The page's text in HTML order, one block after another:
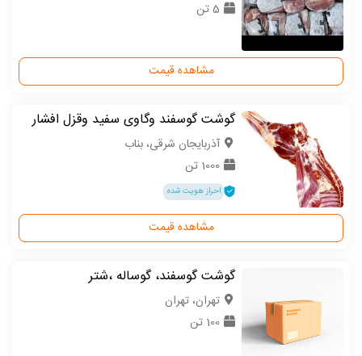
5 تن
مشاهده قیمت
گوشت گوسفند وگاوی سفید وقزل افشار
آذربایجان شرقی، بناب
1000 تن
احراز هویت شده
مشاهده قیمت
گوشت گوسفند، گوساله ،شتر
تهران، تهران
100 تن